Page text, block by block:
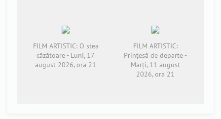
FILM ARTISTIC: O stea
căzătoare - Luni, 17
august 2026, ora 21
FILM ARTISTIC:
Prințesă de departe -
Marți, 11 august
2026, ora 21